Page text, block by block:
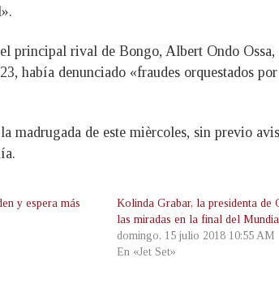
principal rival de Bongo, Albert Ondo
había denunciado «fraudes orquestados
madrugada de este mièrcoles, sin previo
y espera más
Kolinda Grabar, la presidenta de
las miradas en la final del
domingo, 15 julio 2018 10:55 AM
En «Jet Set»